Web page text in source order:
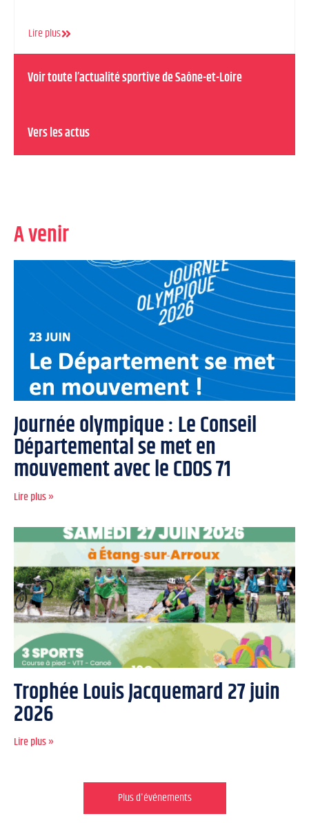
Lire plus
Voir toute l’actualité sportive de Saône-et-Loire
Vers les actus
A venir
Journée olympique : Le Conseil
Départemental se met en
mouvement avec le CDOS 71
Lire plus »
Trophée Louis Jacquemard 27 juin
2026
Lire plus »
Plus d'événements